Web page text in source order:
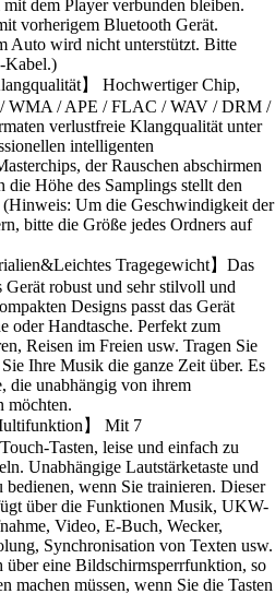
dem Player verbunden bleiben.
vorherigem Bluetooth Gerät.
Auto wird nicht unterstützt. Bitte
Kabel.)
】 Hochwertiger Chip,
WMA / APE / FLAC / WAV / DRM /
verlustfreie Klangqualität unter
intelligenten
der Rauschen abschirmen
die Höhe des Samplings stellt den
Um die Geschwindigkeit der
bitte die Größe jedes Ordners auf
Tragegewicht】Das
Gerät robust und sehr stilvoll und
Designs passt das Gerät
oder Handtasche. Perfekt zum
Reisen im Freien usw. Tragen Sie
Ihre Musik die ganze Zeit über. Es
die unabhängig von ihrem
möchten.
】 Mit 7
Tasten, leise und einfach zu
Unabhängige Lautstärketaste und
bedienen, wenn Sie trainieren. Dieser
über die Funktionen Musik, UKW-
Video, E-Buch, Wecker,
Synchronisation von Texten usw.
über eine Bildschirmsperrfunktion, so
machen müssen, wenn Sie die Tasten